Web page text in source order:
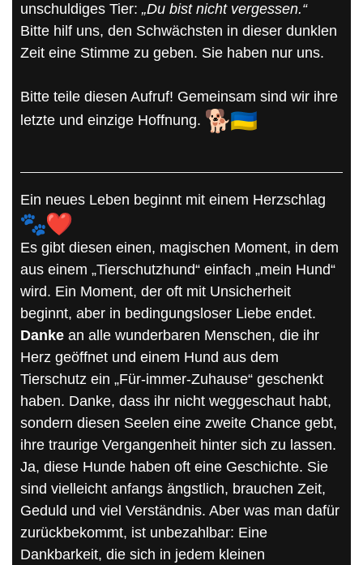
unschuldiges Tier: „Du bist nicht vergessen.“
Bitte hilf uns, den Schwächsten in dieser dunklen
Zeit eine Stimme zu geben. Sie haben nur uns.
Bitte teile diesen Aufruf! Gemeinsam sind wir ihre
letzte und einzige Hoffnung.
Ein neues Leben beginnt mit einem Herzschlag
Es gibt diesen einen, magischen Moment, in dem
aus einem „Tierschutzhund“ einfach „mein Hund“
wird. Ein Moment, der oft mit Unsicherheit
beginnt, aber in bedingungsloser Liebe endet.
Danke an alle wunderbaren Menschen, die ihr
Herz geöffnet und einem Hund aus dem
Tierschutz ein „Für-immer-Zuhause“ geschenkt
haben. Danke, dass ihr nicht weggeschaut habt,
sondern diesen Seelen eine zweite Chance gebt,
ihre traurige Vergangenheit hinter sich zu lassen.
Ja, diese Hunde haben oft eine Geschichte. Sie
sind vielleicht anfangs ängstlich, brauchen Zeit,
Geduld und viel Verständnis. Aber was man dafür
zurückbekommt, ist unbezahlbar: Eine
Dankbarkeit, die sich in jedem kleinen